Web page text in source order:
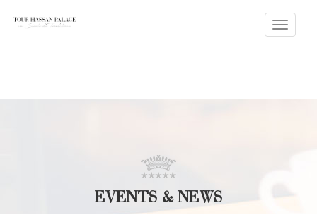
Toggle
EVENTS & NEWS